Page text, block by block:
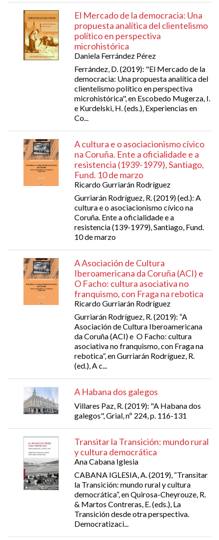
El Mercado de la democracia: Una
propuesta analítica del clientelismo
político en perspectiva
microhistórica
Daniela Ferrández Pérez
Ferrández, D. (2019): "El Mercado de la
democracia: Una propuesta analítica del
clientelismo político en perspectiva
microhistórica", en Escobedo Mugerza, I.
e Kurdelski, H. (eds.), Experiencias en
Co...
A cultura e o asociacionismo cívico
na Coruña. Ente a oficialidade e a
resistencia (1939-1979), Santiago,
Fund. 10 de marzo
Ricardo Gurriarán Rodríguez
Gurriarán Rodríguez, R. (2019) (ed.): A
cultura e o asociacionismo cívico na
Coruña. Ente a oficialidade e a
resistencia (139-1979), Santiago, Fund.
10 de marzo
A Asociación de Cultura
Iberoamericana da Coruña (ACI) e
O Facho: cultura asociativa no
franquismo, con Fraga na rebotica
Ricardo Gurriarán Rodríguez
Gurriarán Rodríguez, R. (2019): “A
Asociación de Cultura Iberoamericana
da Coruña (ACI) e O Facho: cultura
asociativa no franquismo, con Fraga na
rebotica”, en Gurriarán Rodríguez, R.
(ed.), A c...
A Habana dos galegos
Villares Paz, R. (2019): "A Habana dos
galegos", Grial, nº 224, p. 116-131
Transitar la Transición: mundo rural
y cultura democrática
Ana Cabana Iglesia
CABANA IGLESIA, A. (2019), “Transitar
la Transición: mundo rural y cultura
democrática”, en Quirosa-Cheyrouze, R.
& Martos Contreras, E. (eds.), La
Transición desde otra perspectiva.
Democratizaci...